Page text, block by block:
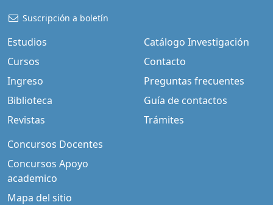
Suscripción a boletín
Estudios
Cursos
Ingreso
Biblioteca
Revistas
Catálogo Investigación
Contacto
Preguntas frecuentes
Guía de contactos
Trámites
Concursos Docentes
Concursos Apoyo
academico
Mapa del sitio